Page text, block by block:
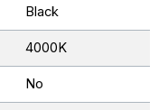
Black
4000K
No